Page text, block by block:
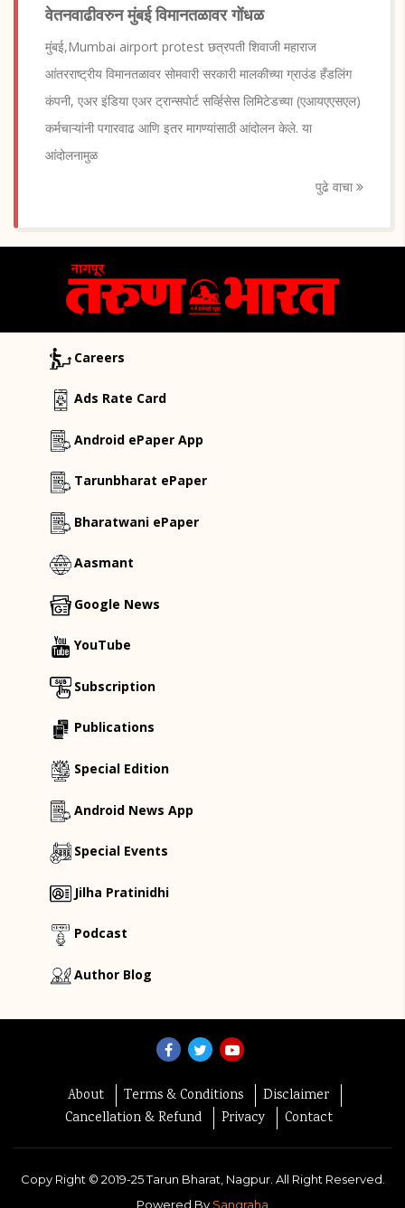
वेतनवाढीवरुन मुंबई विमानतळावर गोंधळ
मुंबई,Mumbai airport protest छत्रपती शिवाजी महाराज
आंतरराष्ट्रीय विमानतळावर सोमवारी सरकारी मालकीच्या ग्राउंड हँडलिंग
कंपनी, एअर इंडिया एअर ट्रान्सपोर्ट सर्व्हिसेस लिमिटेडच्या (एआयएएसएल)
कर्मचाऱ्यांनी पगारवाढ आणि इतर मागण्यांसाठी आंदोलन केले. या
आंदोलनामुळ
पुढे वाचा
Careers
Ads Rate Card
Android ePaper App
Tarunbharat ePaper
Bharatwani ePaper
Aasmant
Google News
YouTube
Subscription
Publications
Special Edition
Android News App
Special Events
Jilha Pratinidhi
Podcast
Author Blog
About Terms & Conditions
Disclaimer
Cancellation & Refund
Privacy Contact
Copy Right © 2019-25Tarun Bharat, Nagpur. All Right Reserved.
Powered By Sangraha